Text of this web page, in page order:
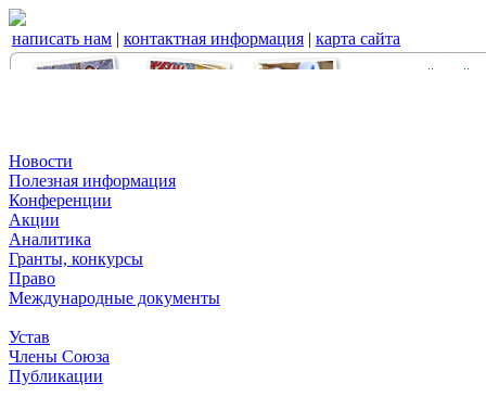
написать нам | контактная информация | карта сайта
Новости
Полезная информация
Конференции
Акции
Аналитика
Гранты, конкурсы
Право
Международные документы
Устав
Члены Союза
Публикации